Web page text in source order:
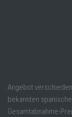
Angebot
bekannten
Gesamtabnahme-